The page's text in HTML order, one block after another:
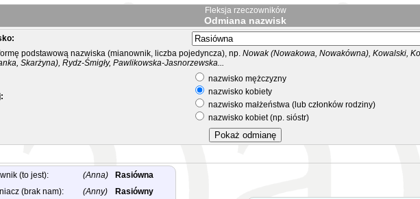
Fleksja rzeczowników
Odmiana nazwisk
podstawową nazwiska (mianownik, liczba pojedyncza), np. Nowak (Nowakowa, Nowakówna), Kowalski,
Skarżyna), Rydz-Śmigły, Pawlikowska-Jasnorzewska...
nazwisko mężczyzny
nazwisko kobiety
nazwisko małżeństwa (lub członków rodziny)
nazwisko kobiet (np. sióstr)
(to jest): (Anna)
Rasiówna
(brak nam):
(Anny)
Rasiówny